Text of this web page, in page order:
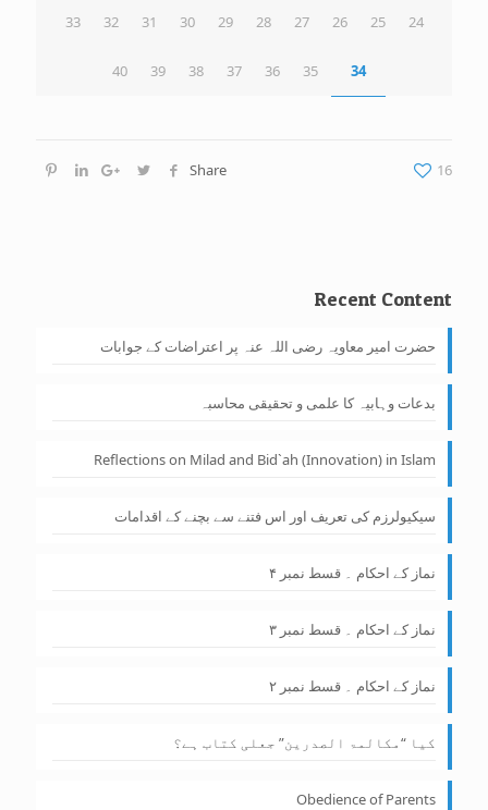
24
25
26
27
28
29
30
31
32
33
34
35
36
37
38
39
40
Share 16
Recent Content
حضرت امیر معاویہ رضی اللہ عنہ پر اعتراضات کے جوابات
بدعات وہابیہ کا علمی و تحقیقی محاسبہ
Reflections on Milad and Bid`ah (Innovation) in Islam
سیکیولرزم کی تعریف اور اس فتنے سے بچنے کے اقدامات
نماز کے احکام ۔ قسط نمبر ۴
نماز کے احکام ۔ قسط نمبر ۳
نماز کے احکام ۔ قسط نمبر ۲
کیا “مکالمۃ الصدرین” جعلی کتاب ہے؟
Obedience of Parents